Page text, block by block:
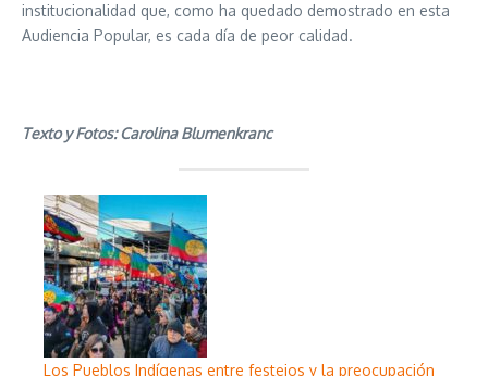
institucionalidad que, como ha quedado demostrado en esta
Audiencia Popular, es cada día de peor calidad.
Texto y Fotos: Carolina Blumenkranc
Los Pueblos Indígenas entre festejos y la preocupación